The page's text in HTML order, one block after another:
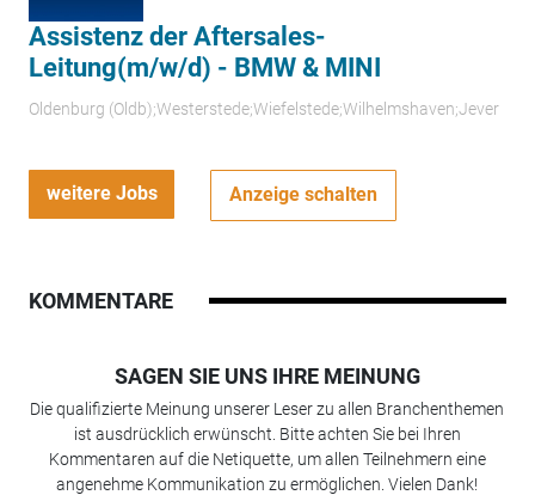
Assistenz der Aftersales-
Leitung(m/w/d) - BMW & MINI
Oldenburg (Oldb);Westerstede;Wiefelstede;Wilhelmshaven;Jever
weitere Jobs Anzeige schalten
KOMMENTARE
SAGEN SIE UNS IHRE MEINUNG
Die qualifizierte Meinung unserer Leser zu allen Branchenthemen
ist ausdrücklich erwünscht. Bitte achten Sie bei Ihren
Kommentaren auf die Netiquette, um allen Teilnehmern eine
angenehme Kommunikation zu ermöglichen. Vielen Dank!